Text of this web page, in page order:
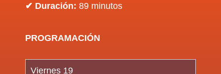
✔ Duración: 89 minutos
PROGRAMACIÓN
Viernes 19